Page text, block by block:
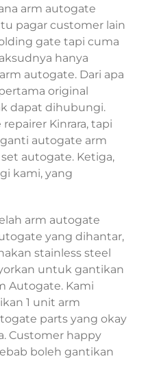
arm autogate
pagar customer lain
gate tapi cuma
hanya
autogate. Dari apa
original
dapat dihubungi.
Kinrara, tapi
autogate arm
autogate. Ketiga,
kami, yang
arm autogate
yang dihantar,
stainless steel
untuk gantikan
Autogate. Kami
1 unit arm
parts yang okay
Customer happy
boleh gantikan